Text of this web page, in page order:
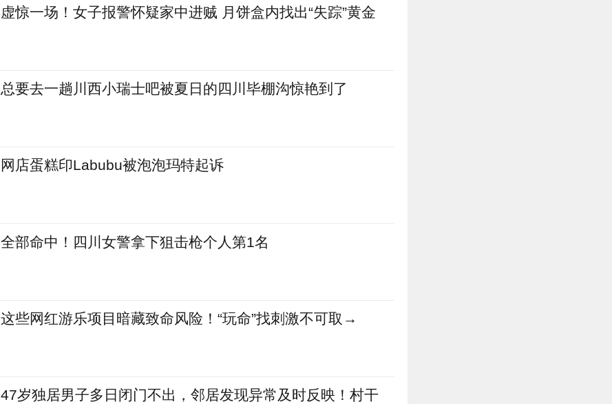
虚惊一场！女子报警怀疑家中进贼 月饼盒内找出“失踪”黄金
‌总要去一趟川西小瑞士吧被夏日的四川毕棚沟惊艳到了
网店蛋糕印Labubu被泡泡玛特起诉
全部命中！四川女警拿下狙击枪个人第1名
这些网红游乐项目暗藏致命风险！“玩命”找刺激不可取→
47岁独居男子多日闭门不出，邻居发现异常及时反映！村干